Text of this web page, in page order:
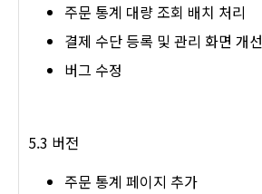
주문 통계 대량 조회 배치 처리
결제 수단 등록 및 관리 화면 개선
버그 수정
5.3 버전
주문 통계 페이지 추가